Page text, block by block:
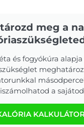
meg a
és fogyókúra
a